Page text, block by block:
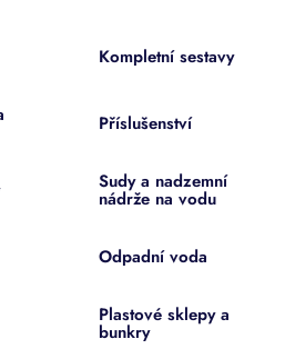
Kompletní sestavy
Příslušenství
Sudy a nadzemní
nádrže na vodu
Odpadní voda
Plastové sklepy a
bunkry